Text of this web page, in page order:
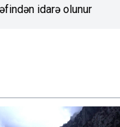
idarə olunur